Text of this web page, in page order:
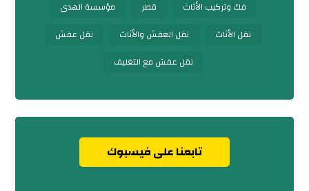
فك وتركيب الأثاث
قطر
مؤسسة الهدى
نقل الأثاث
نقل العفش والأثاث
نقل عفش
نقل عفش مع التغليف
تابعنا على فيسبوك